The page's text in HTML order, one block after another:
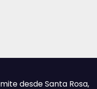
desde Santa Rosa,